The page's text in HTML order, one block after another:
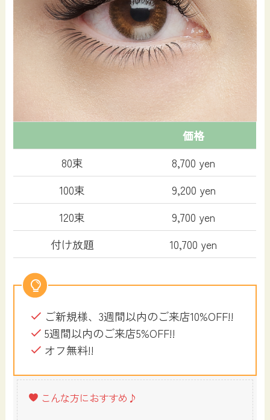
価格
80束
8,700 yen
100束
9,200 yen
120束
9,700 yen
付け放題
10,700 yen
ご新規様、3週間以内のご来店⁡⁡10%OFF⁡!!
5週間以内のご来店5%OFF!!
オフ無料!!
こんな方におすすめ♪